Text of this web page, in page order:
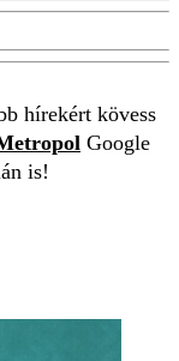
hírekért kövess
Google
is!